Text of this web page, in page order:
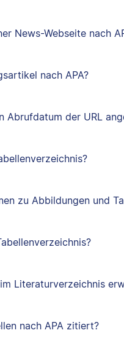
News-Webseite nach
nach APA?
Abrufdatum der URL
zu Abbildungen und
Literaturverzeichnis
nach APA zitiert?